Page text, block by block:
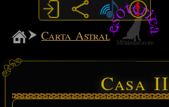
MiSabueso
Carta Astral
Casa II